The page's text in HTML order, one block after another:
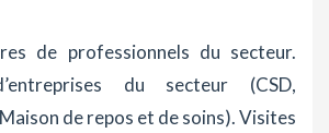
de professionnels du secteur.
du secteur (CSD,
de repos et de soins). Visites